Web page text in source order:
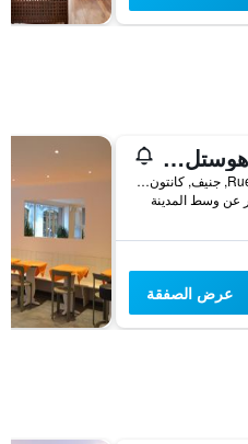
سيتي هوستل جنيف
Rue Ferrier 2, جنيف, كانتون جنيف, سويسرا
عرض الصفقة